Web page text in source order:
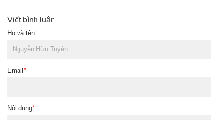
Viết bình luận
Họ và tên*
Email *
Nội dung*